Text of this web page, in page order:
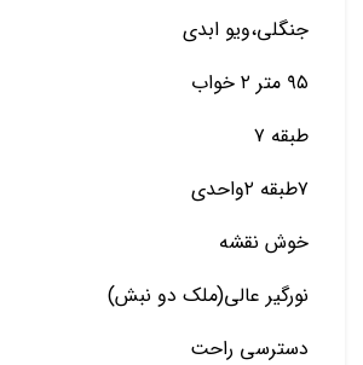
جنگلی،ویو ابدی
۹۵ متر ۲ خواب
طبقه ۷
۷طبقه ۲واحدی
خوش نقشه
نورگیر عالی(ملک دو نبش)
دسترسی راحت